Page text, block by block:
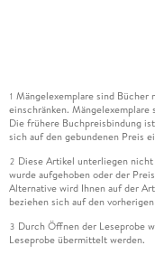
1 Mängelexemplare sind Bücher
einschränken.
Die frühere Buchpreisbindung
sich auf den gebundenen Preis
2 Diese Artikel unterliegen
wurde aufgehoben oder der
Alternative wird Ihnen auf der
beziehen sich auf den
3 Durch Öffnen der Leseprobe
Leseprobe übermittelt werden.